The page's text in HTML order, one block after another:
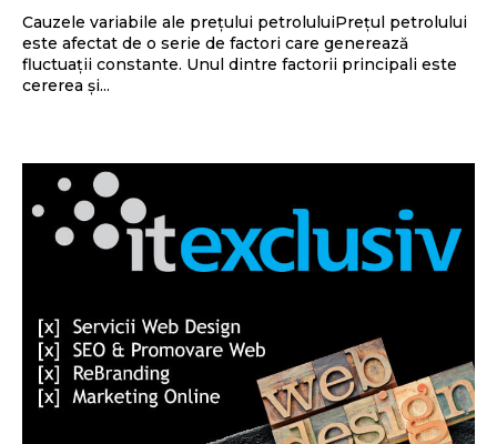
Cauzele variabile ale prețului petroluluiPrețul petrolului
este afectat de o serie de factori care generează
fluctuații constante. Unul dintre factorii principali este
cererea și...